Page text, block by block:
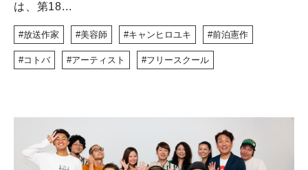
は、第18...
放送作家 美容師 キャンヒロユキ 前泊憲作
コトバ アーティスト フリースクール